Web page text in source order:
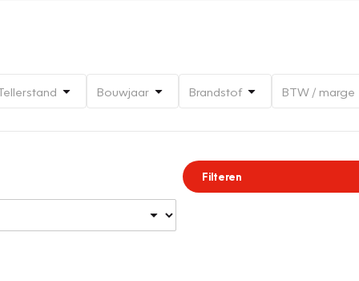
Bouwjaar Brandstof BTW / marge
Filteren